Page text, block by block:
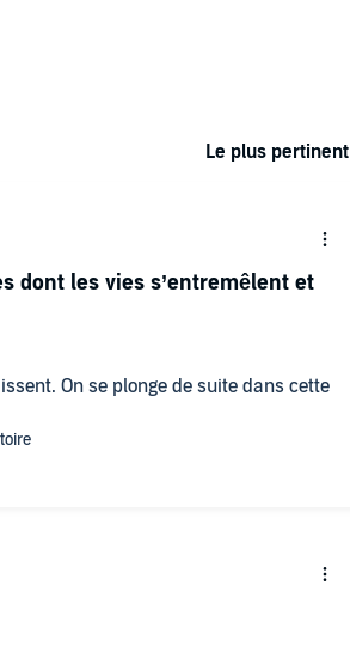
Le plus pertinent
On se plonge de suite dans cette
dont les vies s’entremêlent et